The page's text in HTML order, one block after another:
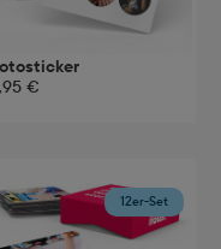
€
12er-Set